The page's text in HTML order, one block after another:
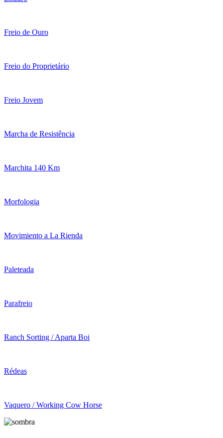
Freio de Ouro
Freio do Proprietário
Freio Jovem
Marcha de Resistência
Marchita 140 Km
Morfologia
Movimiento a La Rienda
Paleteada
Parafreio
Ranch Sorting / Aparta Boi
Rédeas
Vaquero / Working Cow Horse